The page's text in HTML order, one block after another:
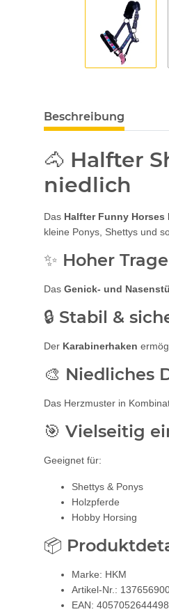
Beschreibung
🐴 Halfter
niedlich
Das Halfter Funny Horses
kleine Ponys, Shettys und
✨ Hoher
Das Genick- und
🔒 Stabil &
Der Karabinerhaken
🎨 Niedliches
Das Herzmuster in
🎯 Vielseitig
Geeignet für:
Shettys & Ponys
Holzpferde
Hobby Horsing
📦
Marke: HKM
Artikel-Nr.:
EAN: 4057052644498